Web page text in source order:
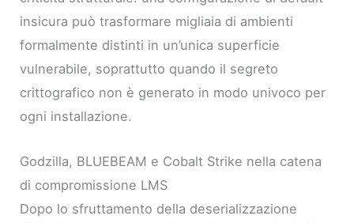
insicura può trasformare migliaia di ambienti
formalmente distinti in un’unica superficie
vulnerabile, soprattutto quando il segreto
crittografico non è generato in modo univoco per
ogni installazione.
Godzilla, BLUEBEAM e Cobalt Strike nella catena
di compromissione LMS
Dopo lo sfruttamento della deserializzazione